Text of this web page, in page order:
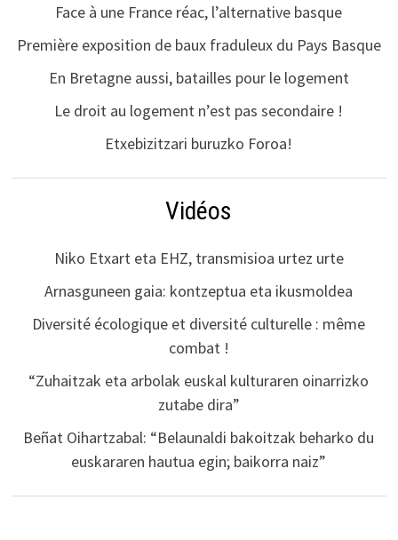
Face à une France réac, l’alternative basque
Première exposition de baux fraduleux du Pays Basque
En Bretagne aussi, batailles pour le logement
Le droit au logement n’est pas secondaire !
Etxebizitzari buruzko Foroa!
Vidéos
Niko Etxart eta EHZ, transmisioa urtez urte
Arnasguneen gaia: kontzeptua eta ikusmoldea
Diversité écologique et diversité culturelle : même
combat !
“Zuhaitzak eta arbolak euskal kulturaren oinarrizko
zutabe dira”
Beñat Oihartzabal: “Belaunaldi bakoitzak beharko du
euskararen hautua egin; baikorra naiz”